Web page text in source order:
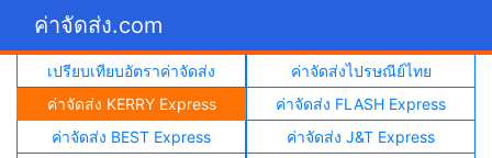
ค่าจัดส่ง.com
เปรียบเทียบอัตราค่าจัดส่ง
ค่าจัดส่งไปรษณีย์ไทย
ค่าจัดส่ง KERRY Express
ค่าจัดส่ง FLASH Express
ค่าจัดส่ง BEST Express
ค่าจัดส่ง J&T Express